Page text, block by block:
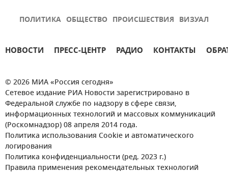
ПОЛИТИКА ОБЩЕСТВО ПРОИСШЕСТВИЯ ВИЗУАЛ
НОВОСТИ ПРЕСС-ЦЕНТР РАДИО КОНТАКТЫ
© 2026 МИА «Россия сегодня»
Сетевое издание РИА Новости зарегистрировано в
Федеральной службе по надзору в сфере связи,
информационных технологий и массовых коммуникаций
(Роскомнадзор) 08 апреля 2014 года.
Политика использования Cookie и автоматического
логирования
Политика конфиденциальности (ред. 2023 г.)
Правила применения рекомендательных технологий